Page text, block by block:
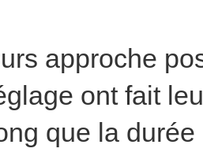
approche
ont fait
que la